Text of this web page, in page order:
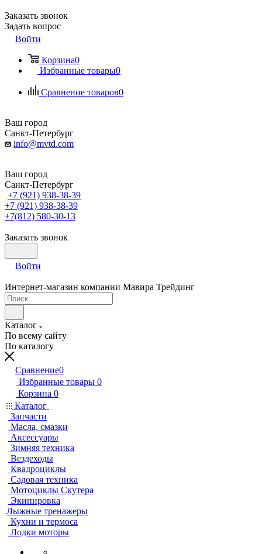
Заказать звонок
Задать вопрос
Войти
Корзина0
Избранные товары0
Сравнение товаров0
Ваш город
Санкт-Петербург
info@mvtd.com
Ваш город
Санкт-Петербург
+7 (921) 938-38-39
+7 (921) 938-38-39
+7(812) 580-30-13
Заказать звонок
Войти
Интернет-магазин компании Мавира Трейдинг
Каталог
По всему сайту
По каталогу
Сравнение0
Избранные товары 0
Корзина 0
Каталог
Запчасти
Масла, смазки
Аксессуары
Зимняя техника
Вездеходы
Квадроциклы
Садовая техника
Мотоциклы Скутера
Экипировка
Лыжные тренажеры
Кухни и термоса
Лодки моторы